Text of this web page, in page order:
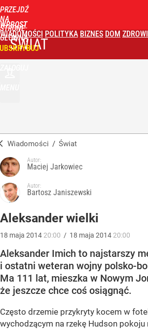
PRZEJDŹ
NA
STRONĘ
GŁÓWNĄ
WPROST
WIADOMOŚCI POLITYKA BIZNES DOM
ŚWIAT
Wiadomości / Świat
Autor:
Maciej Jarkowiec
Autor:
Bartosz Janiszewski
Aleksander wielki
18 maja 2014 20:00 / 18 maja 2014 20:00
Aleksander Imich to najstarszy
i ostatni weteran wojny polsko-
Ma 111 lat, mieszka w Nowym
że jeszcze chce coś osiągnąć.
Często drzemie przykryty kocem w
wychodzącym na rzekę Hudson pokoju